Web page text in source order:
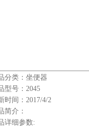
分类：坐便器
型号：2045
时间：2017/4/2
简介：
详细参数: